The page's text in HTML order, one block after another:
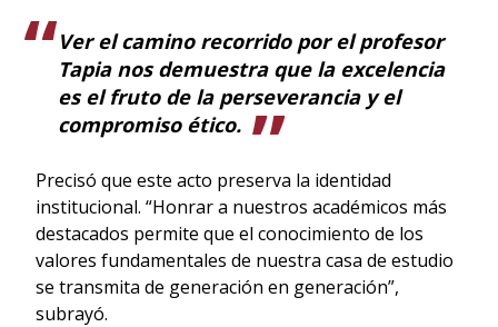
Ver el camino recorrido por el profesor
Tapia nos demuestra que la excelencia
es el fruto de la perseverancia y el
compromiso ético.
Precisó que este acto preserva la identidad
institucional. “Honrar a nuestros académicos más
destacados permite que el conocimiento de los
valores fundamentales de nuestra casa de estudio
se transmita de generación en generación”,
subrayó.